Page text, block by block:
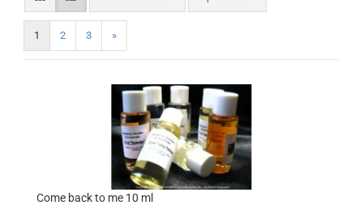
1 2 3 »
Come back to me 10 ml